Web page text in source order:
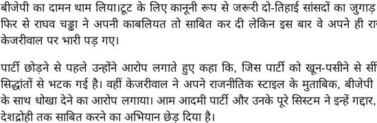
बीजेपी का दामन थाम लिया।टूट के लिए कानूनी रूप से जरूरी दो-तिहाई सांसदों का
फिर से राघव चड्ढा ने अपनी काबलियत तो साबित कर दी लेकिन इस बार वे अपने ही
केजरीवाल पर भारी पड़ गए।
पार्टी छोड़ने से पहले उन्होंने आरोप लगाते हुए कहा कि, जिस पार्टी को खून-पसीने से
सिद्धांतों से भटक गई है। वहीं केजरीवाल ने अपने राजनीतिक स्टाइल के मुताबिक, बीजेपी
के साथ धोखा देने का आरोप लगाया। आम आदमी पार्टी और उनके पूरे सिस्टम ने इन्हें
देशद्रोही तक साबित करने का अभियान छेड़ दिया है।